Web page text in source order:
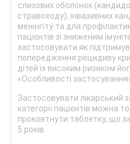
слизових оболонок
стравоходу), інвазивних
менінгіту та для
пацієнтів зі зниженим
застосовувати як
попередження рецидиву
дітей із високим ризиком
«Особливості
Застосовувати лікарський
категорії пацієнтів можна
проковтнути таблетку, що
5 років.